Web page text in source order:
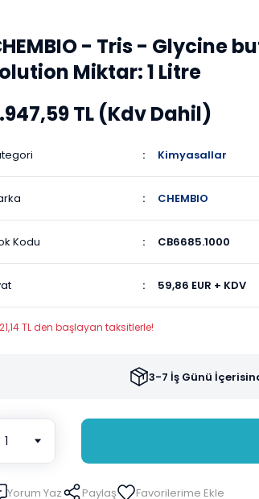
- Tris - Glycine
Miktar: 1 Litre
TL (Kdv Dahil)
Kimyasallar
CHEMBIO
Kodu CB6685.1000
59,86 EUR + KDV
TL den başlayan taksitlerle!
3-7 İş Günü
Yorum Yaz Paylaş